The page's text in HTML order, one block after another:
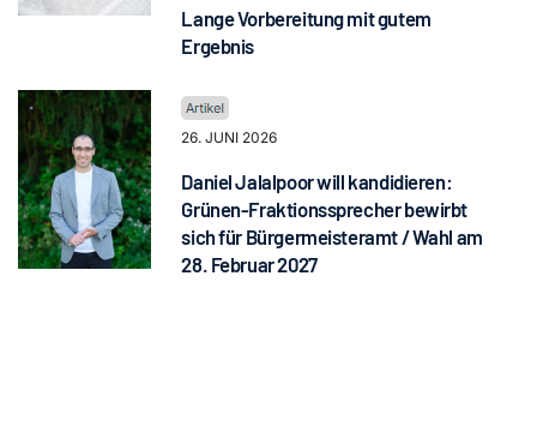
Lange Vorbereitung mit gutem
Ergebnis
26. JUNI 2026
Daniel Jalalpoor will kandidieren:
Grünen-Fraktionssprecher bewirbt
sich für Bürgermeisteramt / Wahl am
28. Februar 2027